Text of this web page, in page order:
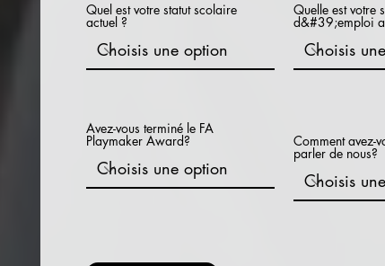
Quel est votre statut scolaire
actuel ?
Quelle est votre
d&#39;emploi
Avez-vous terminé le FA
Playmaker Award? Comment avez-
parler de nous?